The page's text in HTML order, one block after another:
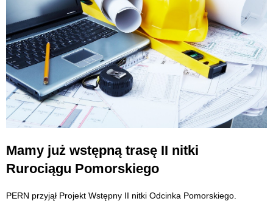
Mamy już wstępną trasę II nitki
Rurociągu Pomorskiego
PERN przyjął Projekt Wstępny II nitki Odcinka Pomorskiego.